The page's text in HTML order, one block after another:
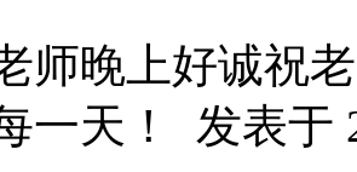
师晚上好诚祝
一天！ 发表于